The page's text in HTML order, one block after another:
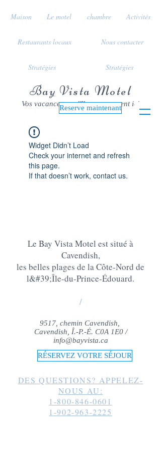
Bay Vista Motel
Vos vacances sur l'île commencent ici
Reserve maintenant
Maison Le motel chambre Activités
Restaurants locaux Nous contacter
Stratégies Stratégies
Widget Didn’t Load
Check your internet and refresh
this page.
If that doesn’t work, contact us.
Le Bay Vista Motel est situé à
Cavendish,
les belles plages de la Côte-Nord de
l&#39;Île-du-Prince-Édouard.
/
9517, chemin Cavendish,
Cavendish, Î.-P.-É. C0A 1E0 /
info@bayvista.ca
RÉSERVEZ VOTRE SÉJOUR
DES QUESTIONS? APPELEZ-
NOUS AU:
1-800-846-0601
1-902-963-2225